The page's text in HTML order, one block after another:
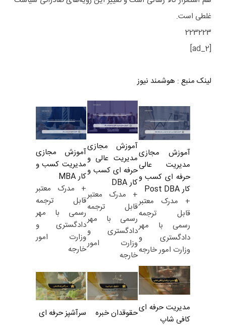
غلطی است.
223223
[ad_2]
لینک منبع : هوشمند نیوز
آموزش مجازی
مدیریت عالی
حرفه ای کسب و
کار Post DBA
+ مدرک معتبر
قابل ترجمه
رسمی با مهر
دادگستری و
وزارت امور خارجه
آموزش مجازی
مدیریت عالی و
حرفه ای کسب و
کار DBA
+ مدرک معتبر
قابل ترجمه
رسمی با مهر
دادگستری و
وزارت امور
خارجه
آموزش مجازی
مدیریت کسب و
کار MBA
+ مدرک معتبر
قابل ترجمه
رسمی با مهر
دادگستری و
وزارت امور
خارجه
مدیریت حرفه ای
کافی شاپ
حقوقدان خبره سرآشپز حرفه ای